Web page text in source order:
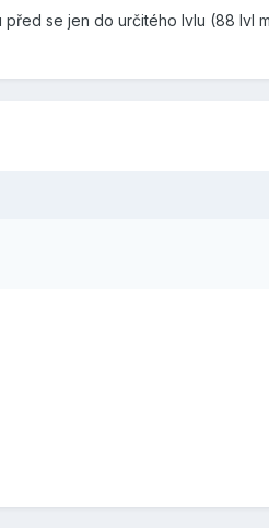
před se jen do určitého lvlu (88 lvl